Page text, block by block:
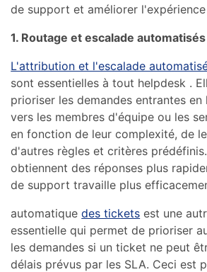
de support et améliorer
1. Routage et escalade
L'attribution et l'escalade
sont essentielles à tout helpdesk .
prioriser les demandes entrantes en
vers les membres d'équipe ou les
en fonction de leur complexité, de
d'autres règles et critères
obtiennent des réponses plus
de support travaille plus
automatiquedes tickets est une
essentielle qui permet de prioriser
les demandes si un ticket ne peut
délais prévus par les SLA. Ceci est